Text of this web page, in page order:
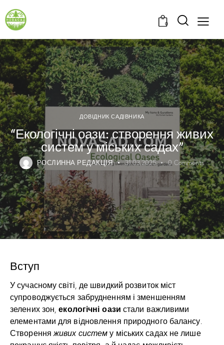
0
ДОВІДНИК САДІВНИКА
“Екологічні оази: створення живих
систем у міських садах”
РОСЛИННА РЕДАКЦІЯ 31.03.2025 0 Comments
Вступ
У сучасному світі, де швидкий розвиток міст
супроводжується забрудненням і зменшенням
зелених зон,екологічні оази стали важливими
елементами для відновлення природного балансу.
Створення живих систем у міських садах не лише